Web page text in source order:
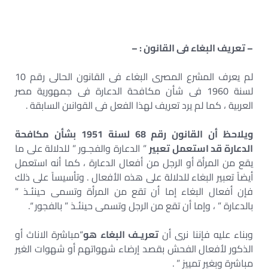
– تعريف البغاء فى القانون : –
لم يعرف المشرع المصرى البغاء فى القانون الحالى رقم 10
لسنة 1960 فى شأن مكافحة الدعارة فى جمهورية مصر
العربية ، كما لم يرد تعريف لهذا الفعل فى القوانىن السابقة .
ويلاحظ أن القانون رقم 68 لسنة 1951 بشأن مكافحة
الدعارة قد استعمل تعبير” الدعارة والفجـور ” للدلالة على ما
يقع من المرأة أو الرجل من أفعال الدعارة ، كما أنه استعمل
أيضاً تعبير البغاء للدلالة على هذه الأفعال . وتأسيساً على ذلك
فإن أفعال البغاء إما أن تقع من المرأة وتسمى حينئـذ ”
بالدعارة ” ، وإما أن تقع من الرجل وتسمى حينئـذ ” بالفجور “.
وبناء عليه فإننا نرى أنتعريـف البغاء هو“مباشرة الاناث أو
الذكور لأفعال الفحش بقصد إرضاء شهواتهم أو شهوات الغير
مباشرة وبغير تمييز ” .